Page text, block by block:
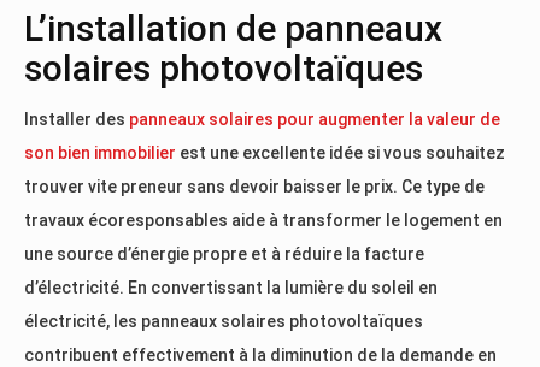
L’installation de panneaux
solaires photovoltaïques
Installer des panneaux solaires pour augmenter la valeur de
son bien immobilier est une excellente idée si vous souhaitez
trouver vite preneur sans devoir baisser le prix. Ce type de
travaux écoresponsables aide à transformer le logement en
une source d’énergie propre et à réduire la facture
d’électricité. En convertissant la lumière du soleil en
électricité, les panneaux solaires photovoltaïques
contribuent effectivement à la diminution de la demande en